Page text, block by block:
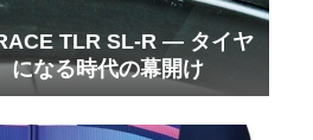
TLR SL-R ― タイヤ
になる時代の幕開け